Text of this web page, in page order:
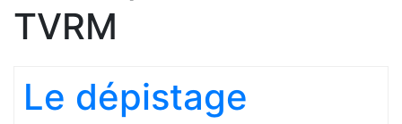
TVRM
Le dépistage